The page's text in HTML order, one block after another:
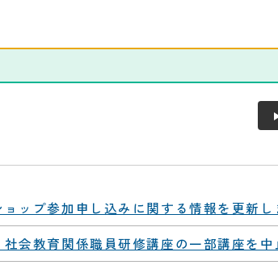
ップ参加申し込みに関する情報を更新し
会教育関係職員研修講座の一部講座を中